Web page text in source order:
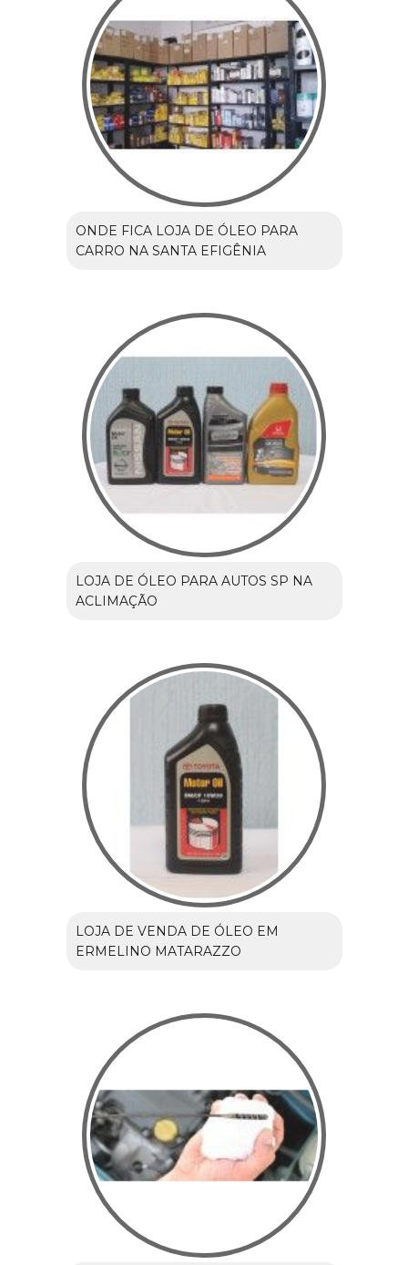
ONDE FICA LOJA DE ÓLEO PARA
CARRO NA SANTA EFIGÊNIA
LOJA DE ÓLEO PARA AUTOS SP NA
ACLIMAÇÃO
LOJA DE VENDA DE ÓLEO EM
ERMELINO MATARAZZO